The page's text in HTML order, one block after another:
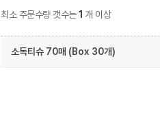
최소 주문수량 갯수는1 개 이상
소독티슈 70매 (Box 30개)